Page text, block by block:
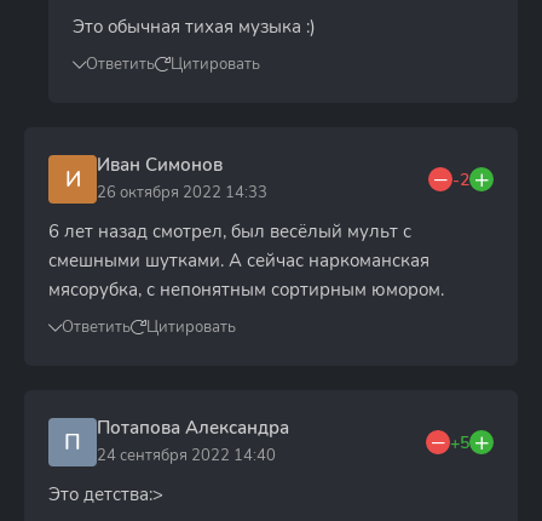
Это обычная тихая музыка :)
Ответить Цитировать
И Иван Симонов
26 октября 2022 14:33
-2
6 лет назад смотрел, был весёлый мульт с
смешными шутками. А сейчас наркоманская
мясорубка, с непонятным сортирным юмором.
Ответить Цитировать
П Потапова Александра
24 сентября 2022 14:40
+5
Это детства:>